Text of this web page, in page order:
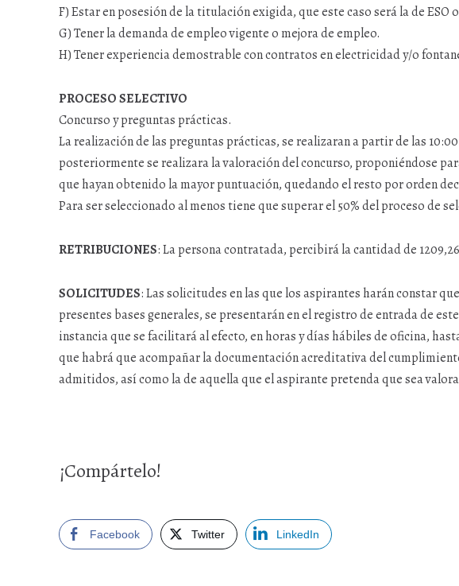
F) Estar en posesión de la titulación exigida, que este caso será la de ESO
G) Tener la demanda de empleo vigente o mejora de empleo.
H) Tener experiencia demostrable con contratos en electricidad y/o
PROCESO SELECTIVO
Concurso y preguntas prácticas.
La realización de las preguntas prácticas, se realizaran a partir de las
posteriormente se realizara la valoración del concurso, proponiéndose
que hayan obtenido la mayor puntuación, quedando el resto por orden
Para ser seleccionado al menos tiene que superar el 50% del proceso de
RETRIBUCIONES: La persona contratada, percibirá la cantidad de
SOLICITUDES: Las solicitudes en las que los aspirantes harán constar
presentes bases generales, se presentarán en el registro de entrada de
instancia que se facilitará al efecto, en horas y días hábiles de oficina,
que habrá que acompañar la documentación acreditativa del
admitidos, así como la de aquella que el aspirante pretenda que sea
¡Compártelo!
Facebook Twitter LinkedIn